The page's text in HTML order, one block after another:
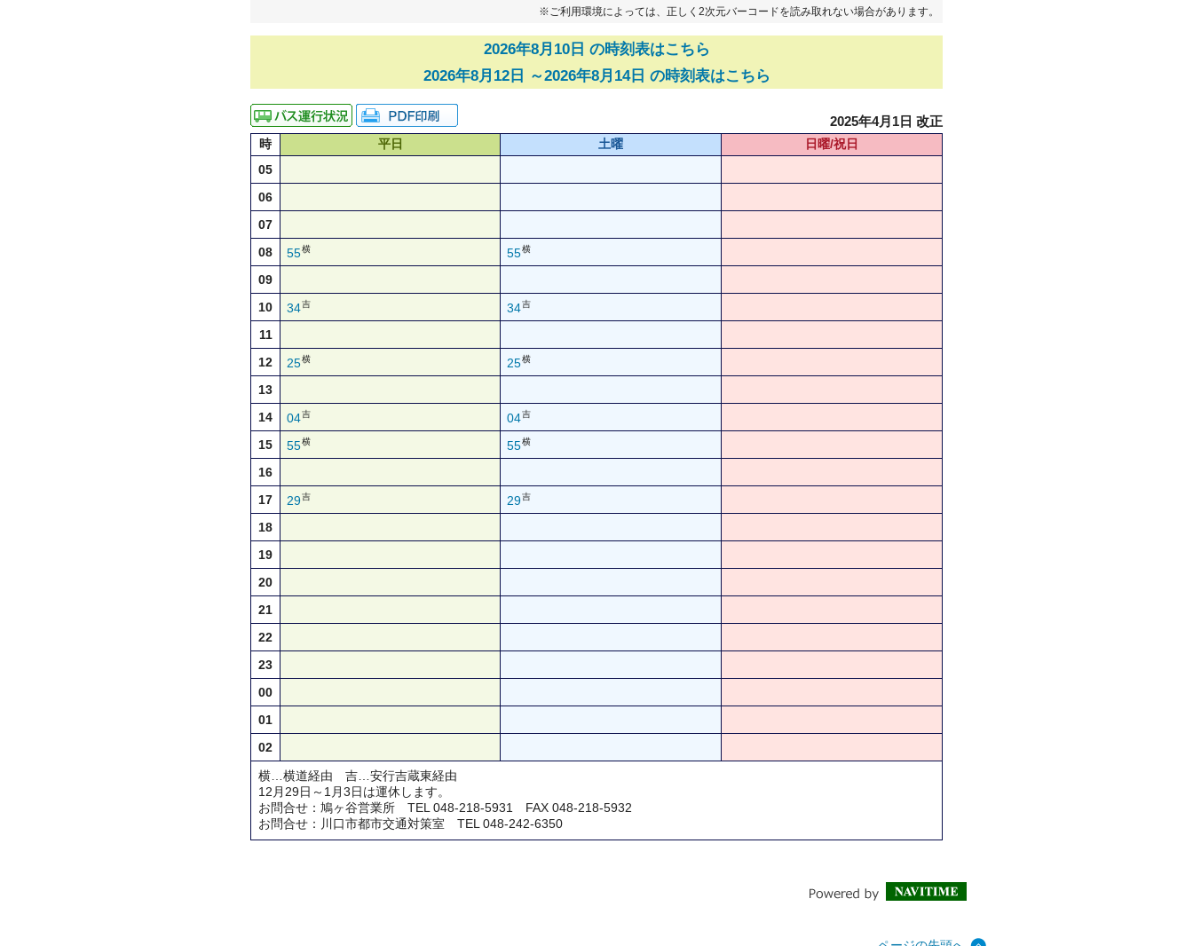
※ご利用環境によっては、正しく2次元バーコードを読み取れない場合があります。
2026年8月10日 の時刻表はこちら
2026年8月12日 ～2026年8月14日 の時刻表はこちら
2025年4月1日 改正
時 平日 土曜
日曜/祝日
05
06
07
08
55横 55横
09
10
34吉 34吉
11
12
25横 25横
13
14
04吉 04吉
15 55横 55横
16
17
29吉 29吉
18
19
20
21
22
23
00
01
02
横…横道経由 吉…安行吉蔵東経由
12月29日～1月3日は運休します。
お問合せ：鳩ヶ谷営業所 TEL 048-218-5931 FAX 048-218-5932
お問合せ：川口市都市交通対策室 TEL 048-242-6350